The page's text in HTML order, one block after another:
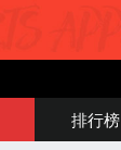
排行榜